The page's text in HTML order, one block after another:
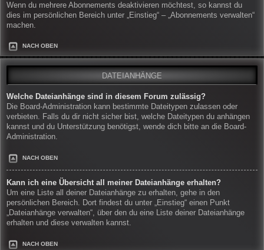
Wenn du mehrere Abonnements deaktivieren möchtest, so kannst du
dies im persönlichen Bereich unter „Einstieg“ – „Abonnements verwalten“
machen.
NACH OBEN
DATEIANHÄNGE
Welche Dateianhänge sind in diesem Forum zulässig?
Die Board-Administration kann bestimmte Dateitypen zulassen oder
verbieten. Falls du dir nicht sicher bist, welche Dateitypen du anhängen
kannst und du Unterstützung benötigst, wende dich bitte an die Board-
Administration.
NACH OBEN
Kann ich eine Übersicht all meiner Dateianhänge erhalten?
Um eine Liste all deiner Dateianhänge zu erhalten, gehe in den
persönlichen Bereich. Dort findest du unter „Einstieg“ einen Punkt
„Dateianhänge verwalten“, über den du eine Liste deiner Dateianhänge
erhalten und diese verwalten kannst.
NACH OBEN